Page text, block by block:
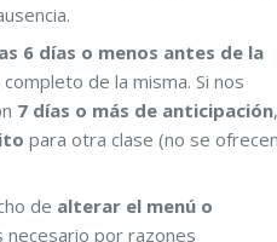
6 días o menos antes de la
de la misma. Si nos
7 días o más de anticipación
para otra clase (no se
de alterar el menú o
necesario por razones